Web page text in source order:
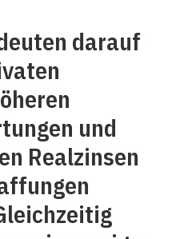
darauf
und
Realzinsen